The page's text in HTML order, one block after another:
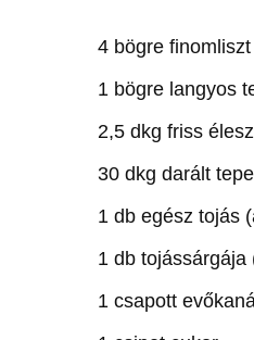
4 bögre
1 bögre langyos
2,5 dkg friss
30 dkg darált
1 db egész tojás
1 db tojássárgája
1 csapott